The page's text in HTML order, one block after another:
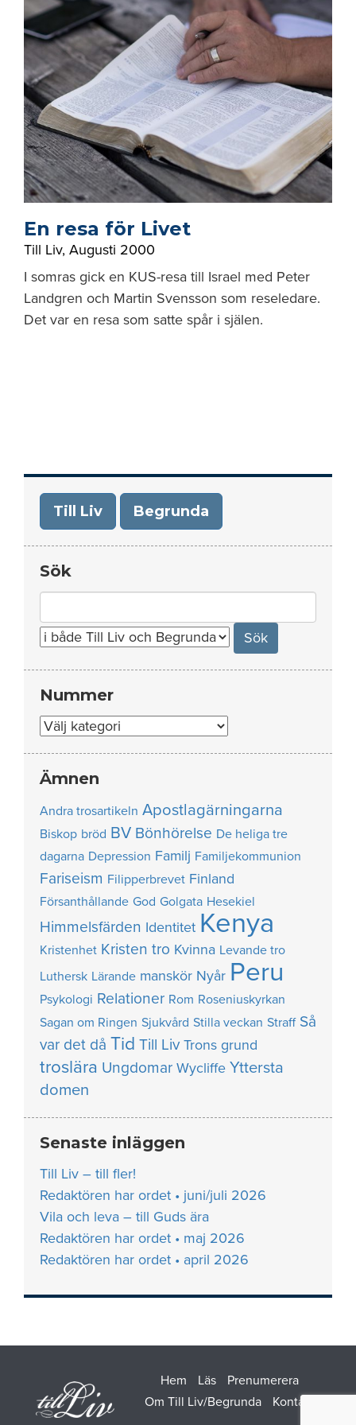
En resa för Livet
Till Liv, Augusti 2000
I somras gick en KUS-resa till Israel med Peter
Landgren och Martin Svensson som reseledare.
Det var en resa som satte spår i själen.
Till Liv Begrunda
Sök
for:
Nummer
Nummer
Ämnen
Andra trosartikeln Apostlagärningarna
Biskop bröd BV Bönhörelse De heliga tre
dagarna Depression Familj Familjekommunion
Fariseism Filipperbrevet Finland
Försanthållande God Golgata Hesekiel
Himmelsfärden Identitet Kenya
Kristenhet Kristen tro Kvinna Levande tro
Luthersk Lärande manskör Nyår Peru
Psykologi Relationer Rom Roseniuskyrkan
Sagan om Ringen Sjukvård Stilla veckan Straff Så
var det då Tid Till Liv Trons grund
troslära Ungdomar Wycliffe Yttersta
domen
Senaste inläggen
Till Liv – till fler!
Redaktören har ordet • juni/juli 2026
Vila och leva – till Guds ära
Redaktören har ordet • maj 2026
Redaktören har ordet • april 2026
Hem Läs
Prenumerera
Om Till Liv/Begrunda
Kontakt